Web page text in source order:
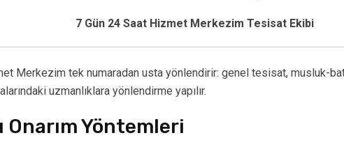
7 Gün 24 Saat Hizmet Merkezim Tesisat Ekibi
Merkezim tek numaradan usta yönlendirir: genel tesisat, musluk-
uzmanlıklara yönlendirme yapılır.
Onarım Yöntemleri